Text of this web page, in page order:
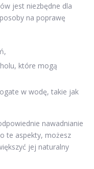
jest niezbędne dla
na poprawę
które mogą
w wodę, takie jak
nawadnianie
te aspekty, możesz
jej naturalny